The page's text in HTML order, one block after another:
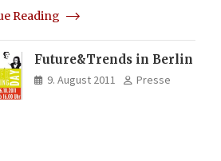
Reading
Future&Trends in Berlin
9. August 2011 Presse